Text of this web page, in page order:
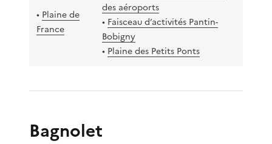
• Plaine de
France
des aéroports
• Faisceau d’activités Pantin-
Bobigny
• Plaine des Petits Ponts
Bagnolet